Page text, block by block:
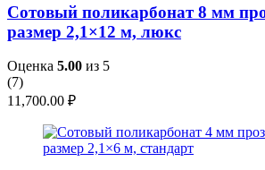
Сотовый поликарбонат 8 мм
размер 2,1×12 м, люкс
Оценка 5.00 из 5
(7)
11,700.00 ₽